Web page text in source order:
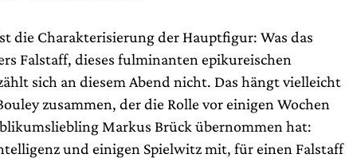
die Charakterisierung der Hauptfigur: Was das
Falstaff, dieses fulminanten epikureischen
sich an diesem Abend nicht. Das hängt vielleicht
zusammen, der die Rolle vor einigen Wochen
Markus Brück übernommen hat:
und einigen Spielwitz mit, für einen Falstaff